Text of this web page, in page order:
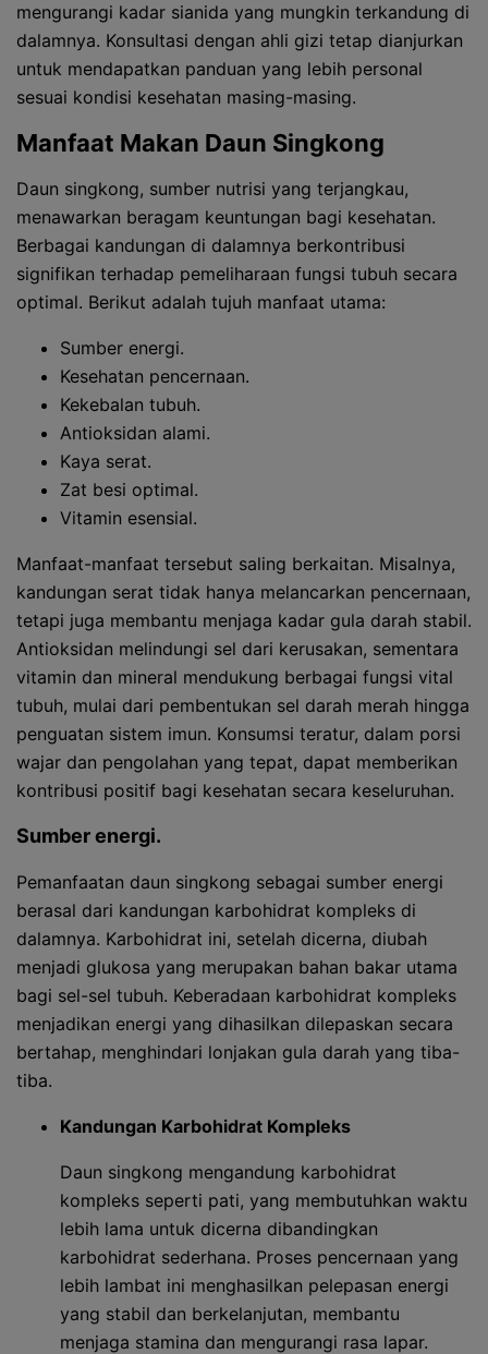
mengurangi kadar sianida yang mungkin terkandung di
dalamnya. Konsultasi dengan ahli gizi tetap dianjurkan
untuk mendapatkan panduan yang lebih personal
sesuai kondisi kesehatan masing-masing.
Manfaat Makan Daun Singkong
Daun singkong, sumber nutrisi yang terjangkau,
menawarkan beragam keuntungan bagi kesehatan.
Berbagai kandungan di dalamnya berkontribusi
signifikan terhadap pemeliharaan fungsi tubuh secara
optimal. Berikut adalah tujuh manfaat utama:
Sumber energi.
Kesehatan pencernaan.
Kekebalan tubuh.
Antioksidan alami.
Kaya serat.
Zat besi optimal.
Vitamin esensial.
Manfaat-manfaat tersebut saling berkaitan. Misalnya,
kandungan serat tidak hanya melancarkan pencernaan,
tetapi juga membantu menjaga kadar gula darah stabil.
Antioksidan melindungi sel dari kerusakan, sementara
vitamin dan mineral mendukung berbagai fungsi vital
tubuh, mulai dari pembentukan sel darah merah hingga
penguatan sistem imun. Konsumsi teratur, dalam porsi
wajar dan pengolahan yang tepat, dapat memberikan
kontribusi positif bagi kesehatan secara keseluruhan.
Sumber energi.
Pemanfaatan daun singkong sebagai sumber energi
berasal dari kandungan karbohidrat kompleks di
dalamnya. Karbohidrat ini, setelah dicerna, diubah
menjadi glukosa yang merupakan bahan bakar utama
bagi sel-sel tubuh. Keberadaan karbohidrat kompleks
menjadikan energi yang dihasilkan dilepaskan secara
bertahap, menghindari lonjakan gula darah yang tiba-
tiba.
Kandungan Karbohidrat Kompleks
Daun singkong mengandung karbohidrat
kompleks seperti pati, yang membutuhkan waktu
lebih lama untuk dicerna dibandingkan
karbohidrat sederhana. Proses pencernaan yang
lebih lambat ini menghasilkan pelepasan energi
yang stabil dan berkelanjutan, membantu
menjaga stamina dan mengurangi rasa lapar.